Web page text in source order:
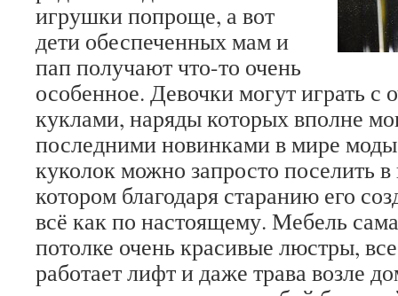
игрушки попроще, а вот
дети обеспеченных мам и
пап получают что-то очень
особенное. Девочки могут играть с
куклами, наряды которых вполне
последними новинками в мире
куколок можно запросто поселить
котором благодаря старанию его
всё как по настоящему. Мебель
потолке очень красивые люстры,
работает лифт и даже трава возле